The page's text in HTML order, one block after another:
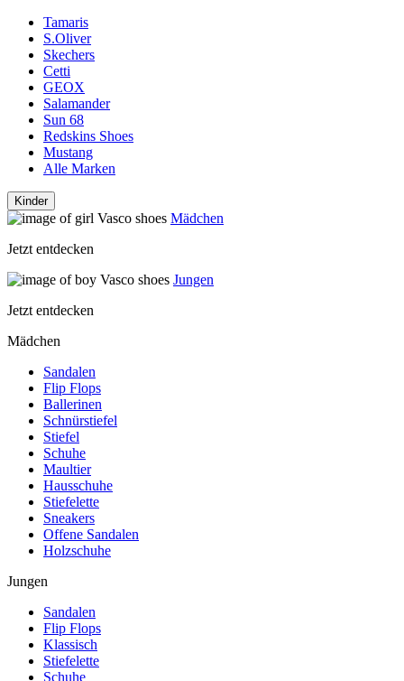
Tamaris
S.Oliver
Skechers
Cetti
GEOX
Salamander
Sun 68
Redskins Shoes
Mustang
Alle Marken
Kinder
Mädchen
Jetzt entdecken
Jungen
Jetzt entdecken
Mädchen
Sandalen
Flip Flops
Ballerinen
Schnürstiefel
Stiefel
Schuhe
Maultier
Hausschuhe
Stiefelette
Sneakers
Offene Sandalen
Holzschuhe
Jungen
Sandalen
Flip Flops
Klassisch
Stiefelette
Schuhe